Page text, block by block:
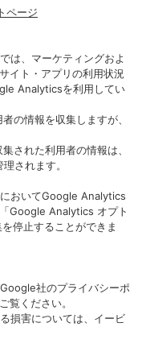
ページ
は、マーケティングおよ
イト・アプリの利用状況
Analyticsを利用してい
の情報を収集しますが、
された利用者の情報は、
されます。
おいてGoogle Analytics
Google Analytics オプト
停止することができま
社のプライバシーポ
覧ください。
損害については、イービ